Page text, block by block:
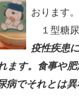
おります。
１型糖
疫性疾患
ます。食事や
病でそれとは